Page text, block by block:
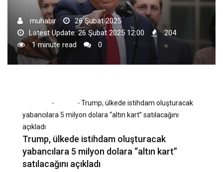
muhabir
26 Şubat 2025
Latest Update: 26 Şubat 2025 12:00
204
1 minute read
0
- -Trump, ülkede istihdam oluşturacak
yabancılara 5 milyon dolara “altın kart” satılacağını
açıkladı
Trump, ülkede istihdam oluşturacak
yabancılara 5 milyon dolara “altın kart”
satılacağını açıkladı